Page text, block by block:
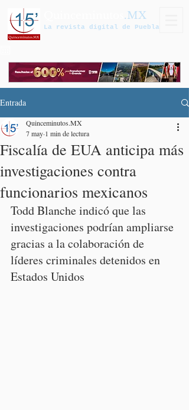
.MX
La revista digital de Puebla
Entrada
Fiscalía de EUA anticipa más
investigaciones contra
funcionarios mexicanos
Quinceminutos.MX
7 may 1 min de lectura
Todd Blanche indicó que las
investigaciones podrían ampliarse
gracias a la colaboración de
líderes criminales detenidos en
Estados Unidos